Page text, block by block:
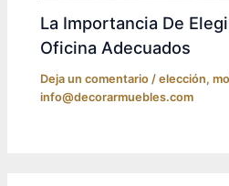
La Importancia De
Oficina Adecuados
Deja un comentario /elección,
info@decorarmuebles.com